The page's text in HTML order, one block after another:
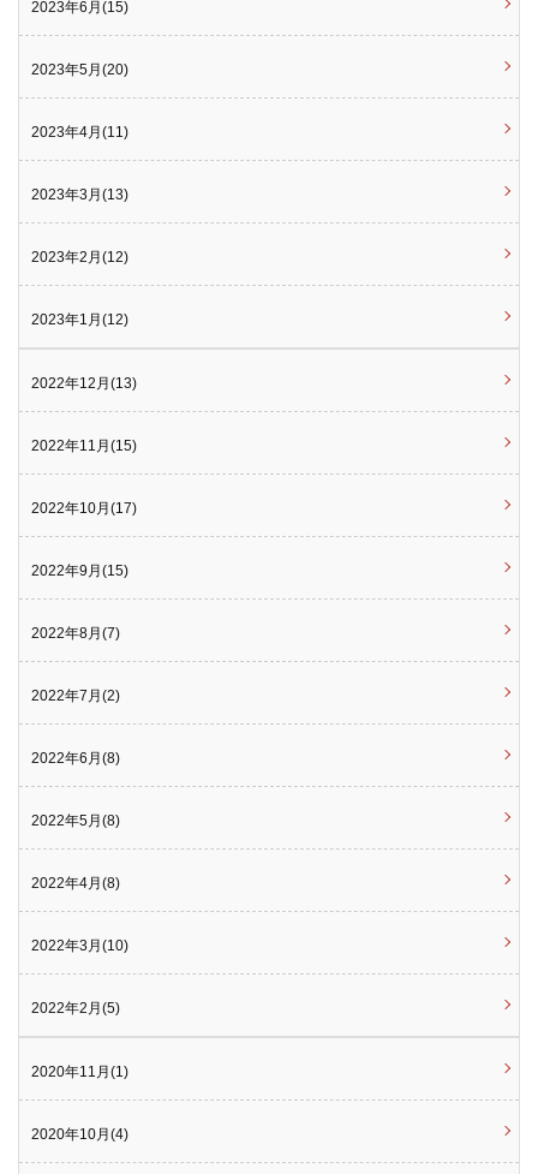
2023年6月(15)
2023年5月(20)
2023年4月(11)
2023年3月(13)
2023年2月(12)
2023年1月(12)
2022年12月(13)
2022年11月(15)
2022年10月(17)
2022年9月(15)
2022年8月(7)
2022年7月(2)
2022年6月(8)
2022年5月(8)
2022年4月(8)
2022年3月(10)
2022年2月(5)
2020年11月(1)
2020年10月(4)